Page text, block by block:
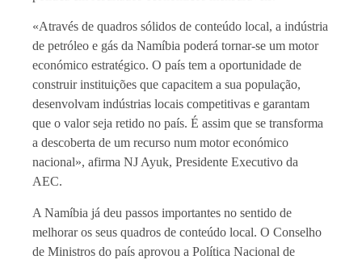
«Através de quadros sólidos de conteúdo local, a indústria
de petróleo e gás da Namíbia poderá tornar-se um motor
económico estratégico. O país tem a oportunidade de
construir instituições que capacitem a sua população,
desenvolvam indústrias locais competitivas e garantam
que o valor seja retido no país. É assim que se transforma
a descoberta de um recurso num motor económico
nacional», afirma NJ Ayuk, Presidente Executivo da
AEC.
A Namíbia já deu passos importantes no sentido de
melhorar os seus quadros de conteúdo local. O Conselho
de Ministros do país aprovou a Política Nacional de